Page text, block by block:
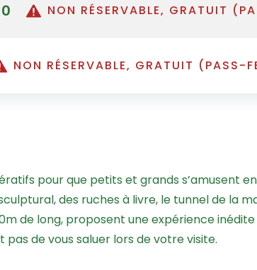
NON RÉSERVABLE, GRATUIT
NON RÉSERVABLE, GRATUIT (PASS-
pour que petits et grands s’amusent
des ruches à livre, le tunnel de la
de long, proposent une expérience
pas de vous saluer lors de votre visite.